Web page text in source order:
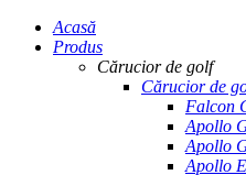
Acasă
Produs
Cărucior de golf
Cărucior de
Falcon
Apollo
Apollo
Apollo